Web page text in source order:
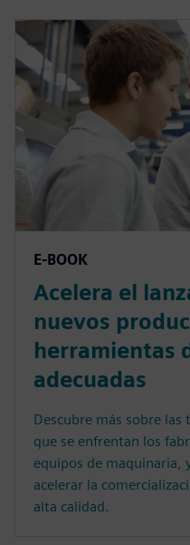
E-BOOK
Acelera el
nuevos
herramientas
adecuadas
Descubre más sobre las
que se enfrentan los
equipos de maquinaria,
acelerar la
alta calidad.